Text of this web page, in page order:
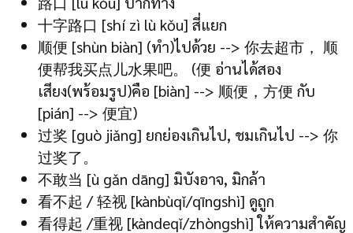
十字路口 [shí zì lù kǒu] สี่แยก
顺便 [shùn biàn] (ทำ)ไปด้วย --> 你去超市， 顺
便帮我买点儿水果吧。 (便 อ่านได้สอง
เสียง(พร้อมรูป)คือ [biàn] --> 顺便，方便 กับ
[pián] --> 便宜)
过奖 [guò jiǎng] ยกย่องเกินไป, ชมเกินไป --> 你
过奖了。
不敢当 [ù gǎn dāng] มิบังอาจ, มิกล้า
看不起 / 轻视 [kànbùqǐ/qīngshì] ดูถูก
看得起 /重视 [kàndeqǐ/zhòngshì] ให้ความสำคัญ